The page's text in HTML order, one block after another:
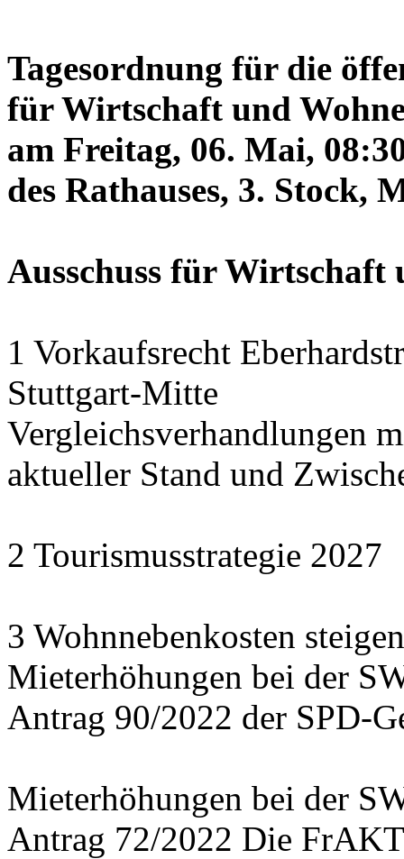
Tagesordnung für die
für Wirtschaft und
am Freitag, 06. Mai,
des Rathauses, 3. Stock,
Ausschuss für Wirtschaft
1 Vorkaufsrecht
Stuttgart-Mitte
Vergleichsverhandlungen
aktueller Stand und
2 Tourismusstrategie 2027
3 Wohnnebenkosten
Mieterhöhungen bei der
Antrag 90/2022 der SPD-
Mieterhöhungen bei der
Antrag 72/2022 Die